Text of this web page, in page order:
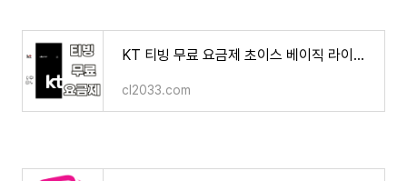
KT 티빙 무료 요금제 초이스 베이직 라이트 혜택 차이점 팁
cl2033.com